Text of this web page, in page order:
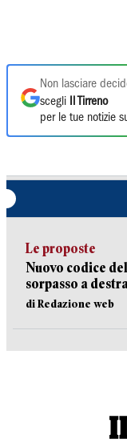
Non lasciare
scegli
Il Tirreno
per le tue notizie
Le proposte
Nuovo codice
sorpasso a
di Redazione web